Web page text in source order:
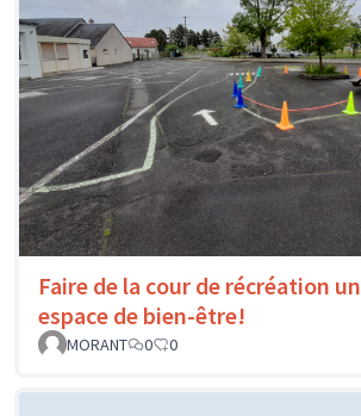
Faire de la cour de récréation un
espace de bien-être!
MORANT
0 0